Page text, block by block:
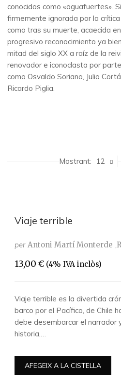
conocidos como «aguafuertes».
firmemente ignorada por la
como tras su muerte, acaecida
progresivo reconocimiento ya
mitad del siglo XX a raíz de la
renovador e iconoclasta por
como Osvaldo Soriano, Julio
Ricardo Piglia.
Mostrant: 12
Viaje terrible
per Antoni Martí Monterde
13,00 € (4% IVA inclòs)
Viaje terrible es la divertida
barco por el Pacífico, de Chile
debe desembarcar el narrador
historia,…
AFEGEIX A LA CISTELLA